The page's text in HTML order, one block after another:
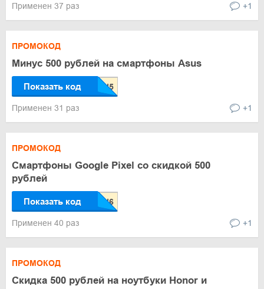
Применен 37 раз +1
ПРОМОКОД
Минус 500 рублей на смартфоны Asus
Показать код
Применен 31 раз +1
ПРОМОКОД
Смартфоны Google Pixel со скидкой 500
рублей
Показать код
Применен 40 раз +1
ПРОМОКОД
Скидка 500 рублей на ноутбуки Honor и